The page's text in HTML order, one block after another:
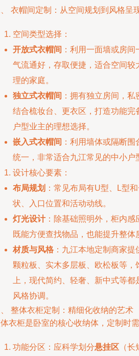
衣帽间定制：从空间规划到风格呈
空间类型选择：
开放式衣帽间 ：利用一面墙或房
气流通好，存取便捷，适合空间
理的家庭。
独立式衣帽间 ：拥有独立房间，
结合梳妆台、更衣区，打造功能
户型业主的理想选择。
嵌入式衣帽间 ：利用墙体或隔断
统一，非常适合九江常见的中小户
设计核心要素：
布局规划 ：常见布局有U型、L型
状、入口位置和活动动线。
灯光设计：除基础照明外，柜内感
既能方便查找物品，也能提升整体
材质与风格 ：九江本地定制商家
颗粒板、实木多层板、欧松板等
上，现代简约、轻奢、新中式等
风格协调。
整体衣柜定制：精细化收纳的艺术
衣柜是卧室的核心收纳体，定制时
功能分区：应科学划分悬挂区 （